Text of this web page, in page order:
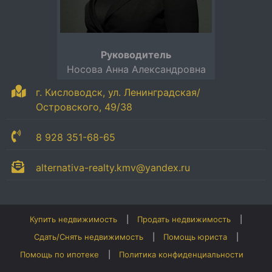
г. Кисловодск, ул. Ленинградская/
Островского, 49/38
8 928 351-68-65
alternativa-realty.kmv@yandex.ru
Руководитель
Носова Анна Александровна
Купить недвижимость
Продать недвижимость
Сдать/Снять недвижимость
Помощь юриста
Помощь по ипотеке
Политика конфиденциальности